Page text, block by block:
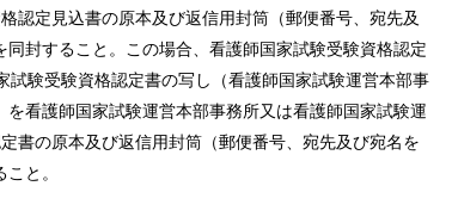
認定見込書の原本及び返信用封筒（郵便番号、宛先及
封すること。この場合、看護師国家試験受験資格認定
験受験資格認定書の写し（看護師国家試験運営本部事
看護師国家試験運営本部事務所又は看護師国家試験運
書の原本及び返信用封筒（郵便番号、宛先及び宛名を
と。